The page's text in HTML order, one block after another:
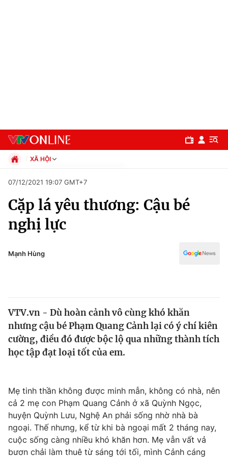
Chuyên mục
Chính trị
Xã hội
Y tế
Thế giới
Thế giới đó đây
Câu chuyện quốc tế
Tài chính
Thị trường
Góc doanh nghiệp
Dữ liệu và đời sống
Truyền hình
XÃ HỘI
Xã hội
Pháp luật
Kinh tế
Thể thao
Văn hóa - Giải trí
Giáo dục
07/12/2021 19:07 GMT+7
Cặp lá yêu thương: Cậu bé
nghị lực
Mạnh Hùng
VTV.vn - Dù hoàn cảnh vô cùng khó khăn
nhưng cậu bé Phạm Quang Cảnh lại có ý chí kiên
cường, điều đó được bộc lộ qua những thành tích
học tập đạt loại tốt của em.
Mẹ tinh thần không được minh mẫn, không có nhà, nên
cả 2 mẹ con Phạm Quang Cảnh ở xã Quỳnh Ngọc,
huyện Quỳnh Lưu, Nghệ An phải sống nhờ nhà bà
ngoại. Thế nhưng, kể từ khi bà ngoại mất 2 tháng nay,
cuộc sống càng nhiều khó khăn hơn. Mẹ vẫn vất vả
bươn chải làm thuê từ sáng tới tối, mình Cảnh cáng